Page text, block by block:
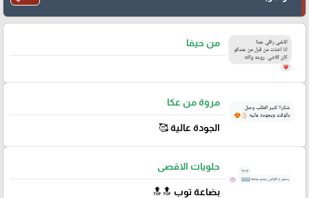
من حيفا
مروة من عكا
الجودة عالية 🥰
حلويات الاقصى
بضاعة توب 🔝🔝